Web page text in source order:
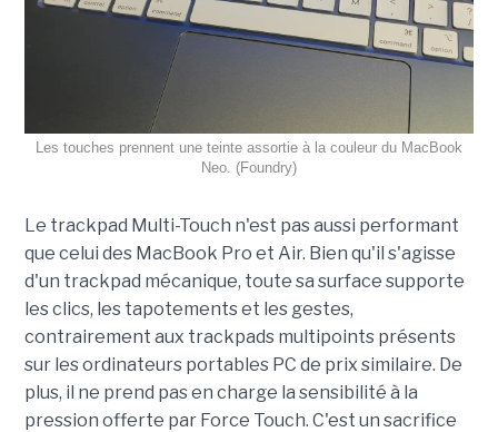
Les touches prennent une teinte assortie à la couleur du MacBook
Neo. (Foundry)
Le trackpad Multi-Touch n'est pas aussi performant
que celui des MacBook Pro et Air. Bien qu'il s'agisse
d'un trackpad mécanique, toute sa surface supporte
les clics, les tapotements et les gestes,
contrairement aux trackpads multipoints présents
sur les ordinateurs portables PC de prix similaire. De
plus, il ne prend pas en charge la sensibilité à la
pression offerte par Force Touch. C'est un sacrifice